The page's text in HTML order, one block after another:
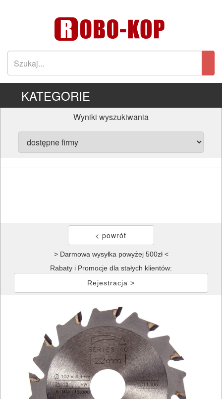
KATEGORIE
Wyniki wyszukiwania
> Darmowa wysyłka powyżej 500zł <
Rabaty i Promocje dla stałych klientów:
Rejestracja >